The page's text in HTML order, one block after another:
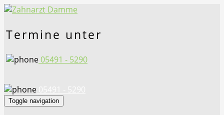
Termine unter
05491 - 5290
Toggle navigation